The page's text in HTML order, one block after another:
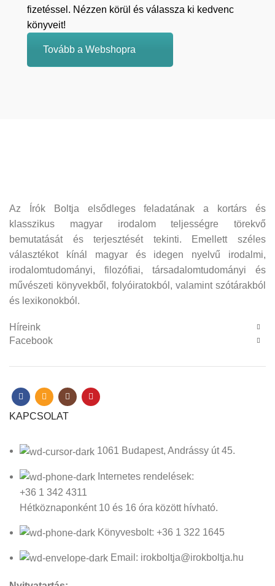
fizetéssel. Nézzen körül és válassza ki kedvenc
könyveit!
Tovább a Webshopra
Az Írók Boltja elsődleges feladatának a kortárs és
klasszikus magyar irodalom teljességre törekvő
bemutatását és terjesztését tekinti. Emellett széles
választékot kínál magyar és idegen nyelvű irodalmi,
irodalomtudományi, filozófiai, társadalomtudományi és
művészeti könyvekből, folyóiratokból, valamint szótárakból
és lexikonokból.
Híreink
Facebook
KAPCSOLAT
1061 Budapest, Andrássy út 45.
Internetes rendelések:
+36 1 342 4311
Hétköznaponként 10 és 16 óra között hívható.
Könyvesbolt: +36 1 322 1645
Email: irokboltja@irokboltja.hu